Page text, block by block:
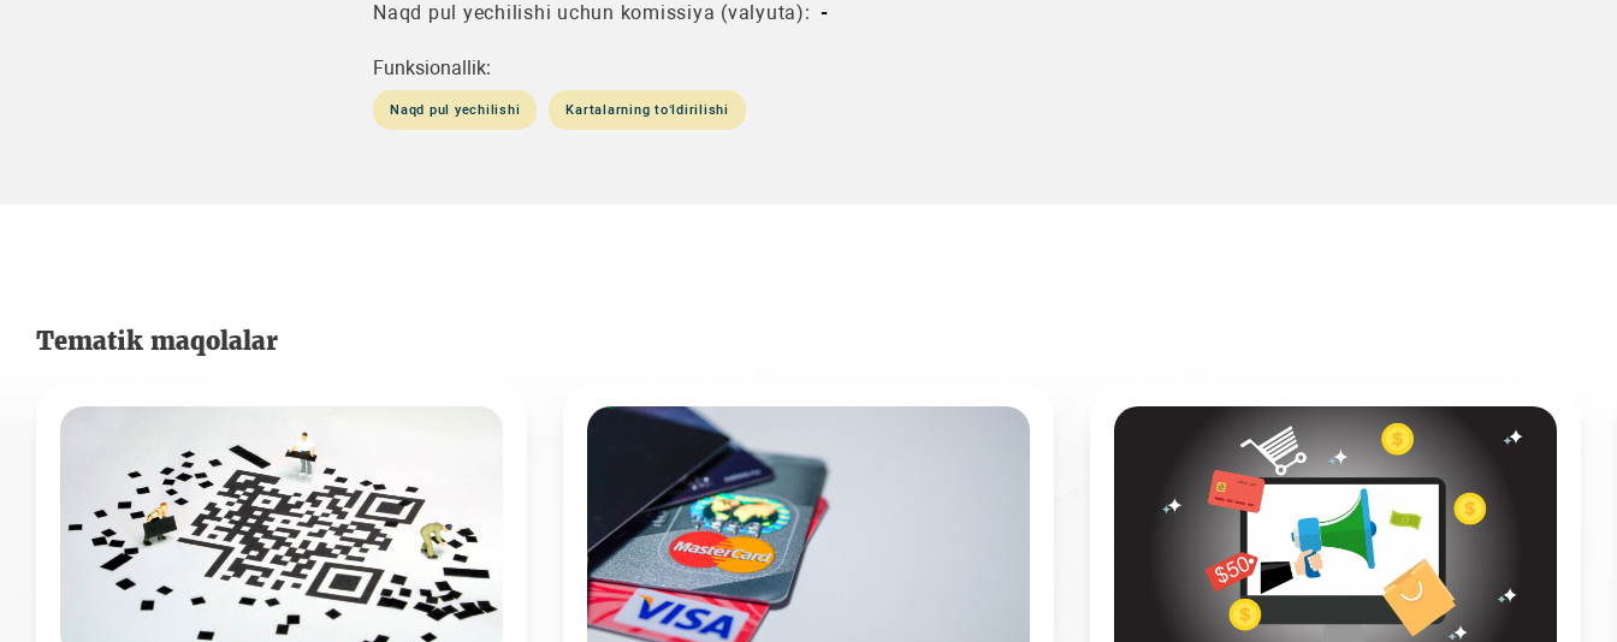
Naqd pul yechilishi uchun komissiya (valyuta): -
Funksionallik:
Naqd pul yechilishi Kartalarning to‘ldirilishi
Tematik maqolalar